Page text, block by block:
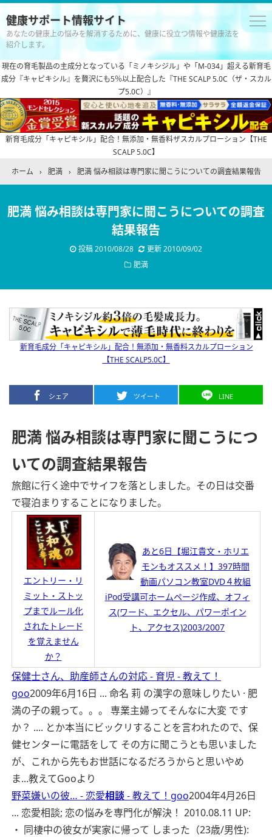
健康サポート情報サイト
あなたの健康上の悩みを解消するために、健康に役立つ情報や健康法を
紹介します。
現在の育毛製品の主成分となっている「ミノキシジル」や「M-034」超える新育毛
成分『キャピキシル』を贅沢にも5％以上配合した『THE SCALP 5.0C（ザ・スカル
プ5.0C）』
新育毛成分「キャピキシル」配合！無添加・無香料ザスカルプローション【THE
SCALP 5.0C】
ホーム
› 肥満 › 肥満 悩み相談は専門家に聞こうについての調査結果報告
肥満 悩み相談は専門家に聞こうについての調査
結果報告
投稿2010/08/28 更新2010/09/02
肥満
新育毛成分「キャピキシル」配合！無添加・無香料スカルプローション
【THE SCALP5.0C】
シェア ツイート LINE
肥満 悩み相談は専門家に聞こうにつ
いての調査結果報告
旅館に行く途中でサイフを落としました。その日は交番
で寝泊まりすることになりました。
エントリー・リ
ミット・ストッ
プまでルール化
されたトレード
を覚えません
か？
あと6日【堀江貴文・ホリエ
モンもオススメ！】397時間
動画パソコン教室DVD４枚組
iPod受講可ホームページ作成、オフィ
ス(ワード、エクセル、パワーポイン
ト、アクセス)2003/2007
保健士さん、助産師さんの対応 - 育児 - 教えて！
goo2009年6月16日 ... 命名 莉 の漢字の意味しりたい · 肥
満の子の親って。。。 専業主婦ってそんなに大変 です
か？ .... とか本当にビックリすることを言われたので、保
健センターに電話をして その方に聞こうとも思いました
が、これから先もお世話になるだろうからと思いやめ
ま...教えてGooより
野菜嫌いの彼… - 恋愛相談- 教えて！goo2004年4月26日
... 恋愛相談; 恋の悩みを専門化が解決！ 2010.08.11 UP:
・ 同棲中の彼女が実家に帰って しまった（23歳/男性):